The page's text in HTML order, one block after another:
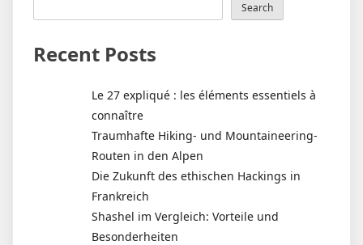
Search
Recent Posts
Le 27 expliqué : les éléments essentiels à
connaître
Traumhafte Hiking- und Mountaineering-
Routen in den Alpen
Die Zukunft des ethischen Hackings in
Frankreich
Shashel im Vergleich: Vorteile und
Besonderheiten